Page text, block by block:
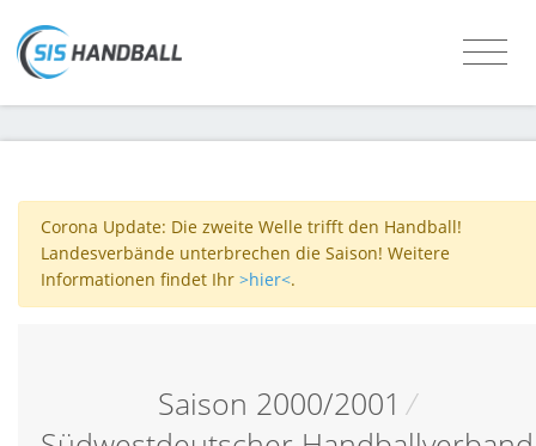
Corona Update: Die zweite Welle trifft den Handball!
Landesverbände unterbrechen die Saison! Weitere
Informationen findet Ihr >hier<.
Saison 2000/2001 /